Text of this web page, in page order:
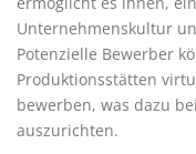
Unternehmenskultur
Potenzielle Bewerber
Produktionsstätten
bewerben, was dazu
auszurichten.